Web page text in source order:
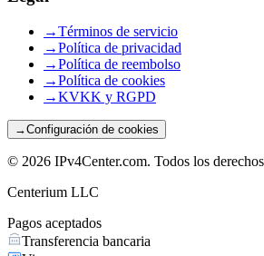
→Términos de servicio
→Política de privacidad
→Política de reembolso
→Política de cookies
→KVKK y RGPD
→Configuración de cookies
© 2026 IPv4Center.com. Todos los
Centerium LLC
Pagos aceptados
Transferencia bancaria